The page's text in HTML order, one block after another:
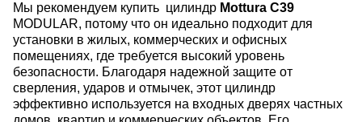
Мы рекомендуем купить цилиндр Mottura C39
MODULAR, потому что он идеально подходит для
установки в жилых, коммерческих и офисных
помещениях, где требуется высокий уровень
безопасности. Благодаря надежной защите от
сверления, ударов и отмычек, этот цилиндр
эффективно используется на входных дверях частных